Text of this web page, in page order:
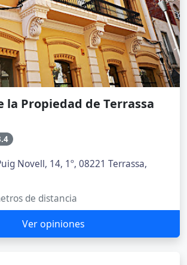
la Propiedad de Terrassa
Novell, 14, 1º, 08221 Terrassa,
de distancia
Ver opiniones